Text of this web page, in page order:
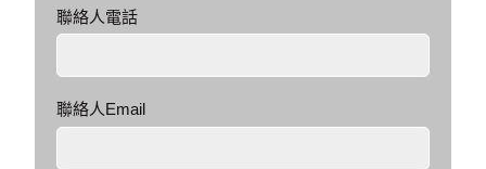
聯絡人電話
聯絡人Email